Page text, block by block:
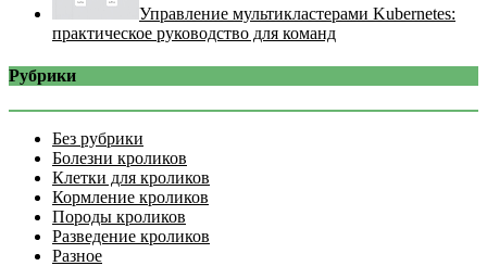
Управление мультикластерами Kubernetes:
практическое руководство для команд
Рубрики
Без рубрики
Болезни кроликов
Клетки для кроликов
Кормление кроликов
Породы кроликов
Разведение кроликов
Разное